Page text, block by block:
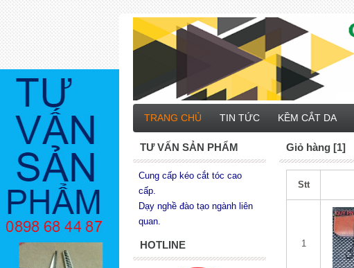
Giỏ hàng [1]
Stt
1
TƯ VẤN SẢN PHẨM
Cung cấp kéo cắt tóc cao
cấp.
Dạy nghề đào tạo ngành liên
quan.
HOTLINE
TRANG CHỦ TIN TỨC KỀM CẮT DA